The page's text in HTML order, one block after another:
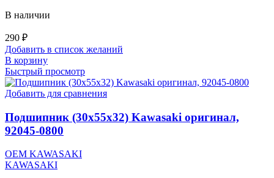
В наличии
290 ₽
Добавить в список желаний
В корзину
Быстрый просмотр
Добавить для сравнения
Подшипник (30x55x32) Kawasaki оригинал,
92045-0800
OEM KAWASAKI
KAWASAKI